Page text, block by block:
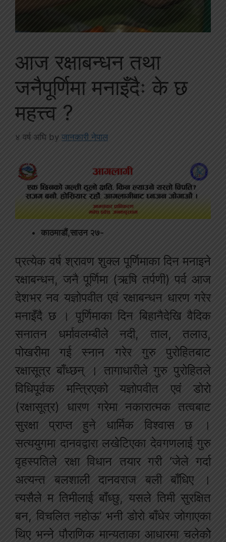
आज रक्षाबन्धन तथा
जनैपूर्णिमा मनाइँदैः के छ
महत्त्व ?
४ वर्ष अघि by जानकारी नेपाल
काठमाडौं,साउन २७-
प्रत्येक वर्ष श्रावण शुक्ल पूर्णिमाका दिन मनाइने
रक्षाबन्धन, जनै पूर्णिमा (ऋषि तर्पणी) पर्व आज
देशभर नव यज्ञोपवीत एवं रक्षाबन्धन धारण गरेर
मनाइँदै छ । पूर्णिमाका दिन बिहानैदेखि वैदिक
सनातन धर्मावलम्बीले नदी, ताल, तलाउ,
पोखरीमा गई स्नान गरेर गुरु पुरोहितबाट
रक्षासूत्र बाँध्छन् । तागाधारीले गुरु पुरोहितले
विधिपूर्वक मन्त्रिएको यज्ञोपवीत एवं डोरो
(रक्षासूत्र) धारण गरेमा नकारात्मक तत्वबाट
सुरक्षा प्राप्त हुने धार्मिक विश्वास छ ।
सत्ययुगमा दानवद्वारा लखेटिएका देवगणलाई गुरु
वृहस्पतिले रक्षा विधान तयार गरी ‘जेले गर्दा
अत्यन्त बलशाली दानवराज बली बाँधिए ।
त्यसैले म तिमीलाई बाँध्छु, यसले तिमी सुरक्षित
बन, विचलित नहोऊ’ भनी डोरो बाँधेर जोगाएका
थिए भन्ने पौराणिक मान्यताका आधारमा चलेकोे